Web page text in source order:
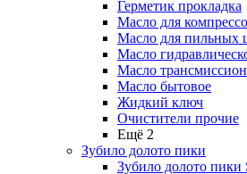
Герметик прокладка
Масло для
Масло для пильных
Масло
Масло
Масло бытовое
Жидкий ключ
Очистители прочие
Ещё 2
Зубило долото пики
Зубило долото пики